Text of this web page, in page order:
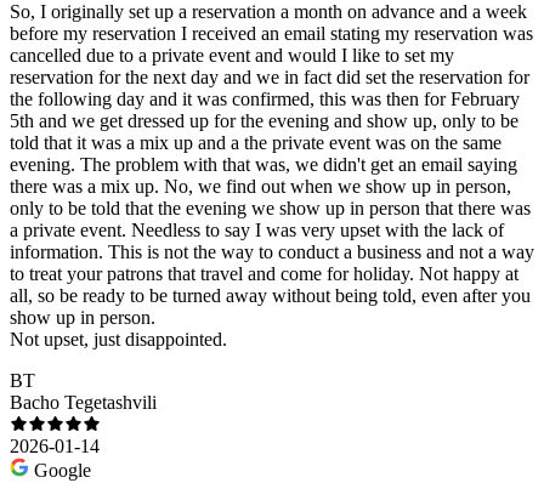
So, I originally set up a reservation a month on advance and a week
before my reservation I received an email stating my reservation was
cancelled due to a private event and would I like to set my
reservation for the next day and we in fact did set the reservation for
the following day and it was confirmed, this was then for February
5th and we get dressed up for the evening and show up, only to be
told that it was a mix up and a the private event was on the same
evening. The problem with that was, we didn't get an email saying
there was a mix up. No, we find out when we show up in person,
only to be told that the evening we show up in person that there was
a private event. Needless to say I was very upset with the lack of
information. This is not the way to conduct a business and not a way
to treat your patrons that travel and come for holiday. Not happy at
all, so be ready to be turned away without being told, even after you
show up in person.
Not upset, just disappointed.
BT
Bacho Tegetashvili
2026-01-14
Google